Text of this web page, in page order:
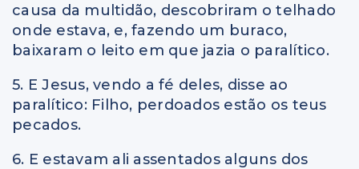
causa da multidão, descobriram o telhado
onde estava, e, fazendo um buraco,
baixaram o leito em que jazia o paralítico.
5. E Jesus, vendo a fé deles, disse ao
paralítico: Filho, perdoados estão os teus
pecados.
6. E estavam ali assentados alguns dos